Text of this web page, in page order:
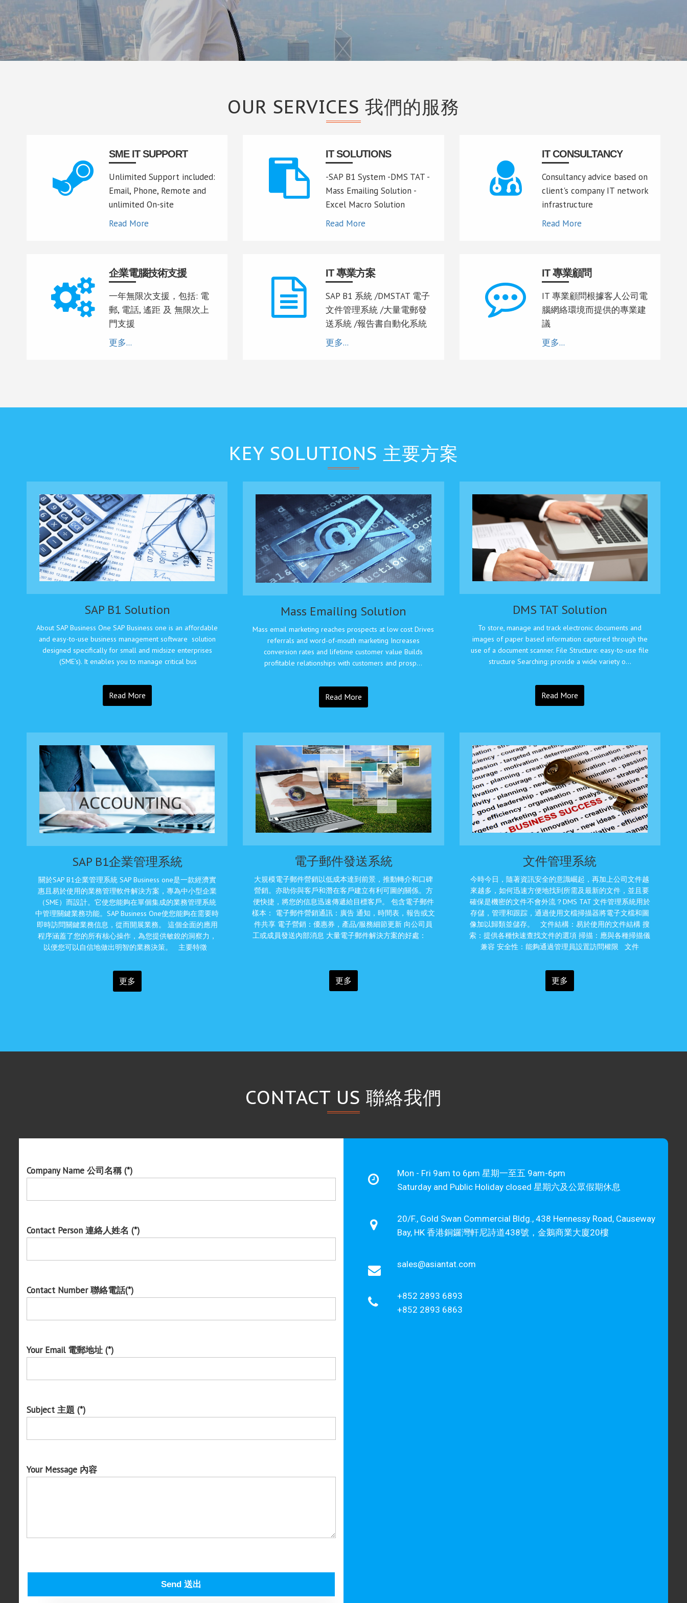
OUR SERVICES 我們的服務
SME IT SUPPORT
Unlimited Support included:
Email, Phone, Remote and
unlimited On-site
Read More
IT SOLUTIONS
-SAP B1 System -DMS TAT -
Mass Emailing Solution -
Excel Macro Solution
Read More
IT CONSULTANCY
Consultancy advice based on
client's company IT network
infrastructure
Read More
企業電腦技術支援
一年無限次支援，包括: 電
郵, 電話, 遙距 及 無限次上
門支援
更多...
IT 專業方案
SAP B1 系統 /DMSTAT 電子
文件管理系統 /大量電郵發
送系統 /​報告書自動化系統
更多...
IT 專業顧問
IT 專業顧問根據客人公司電
腦網絡環境而提供的專業建
議
更多...
KEY SOLUTIONS 主要方案
SAP B1 Solution
About SAP Business One SAP Business one is an affordable
and easy-to-use business management software solution
designed specifically for small and midsize enterprises
(SME’s). It enables you to manage critical bus
Read More
Mass Emailing Solution
Mass email marketing reaches prospects at low cost Drives
referrals and word-of-mouth marketing Increases
conversion rates and lifetime customer value Builds
profitable relationships with customers and prosp...
Read More
DMS TAT Solution
To store, manage and track electronic documents and
images of paper based information captured through the
use of a document scanner. File Structure: easy-to-use file
structure Searching: provide a wide variety o...
Read More
SAP B1企業管理系統
關於SAP B1企業管理系統 SAP Business one是一款經濟實
惠且易於使用的業務管理軟件解決方案，專為中小型企業
（SME）而設計。它使您能夠在單個集成的業務管理系統
中管理關鍵業務功能。SAP Business One使您能夠在需要時
即時訪問關鍵業務信息，從而開展業務。 這個全面的應用
程序涵蓋了您的所有核心操作，為您提供敏銳的洞察力，
以便您可以自信地做出明智的業務決策。 主要特徵
更多
電子郵件發送系統
大規模電子郵件營銷以低成本達到前景，推動轉介和口碑
營銷。亦助你與客戶和潛在客戶建立有利可圖的關係。方
便快捷，將您的信息迅速傳遞給目標客戶。 包含電子郵件
樣本： 電子郵件營銷通訊：廣告 通知，時間表，報告或文
件共享 電子營銷：優惠券，產品/服務細節更新 向公司員
工或成員發送內部消息 大量電子郵件解決方案的好處：
更多
文件管理系統
今時今日，隨著資訊安全的意識崛起，再加上公司文件越
來越多，如何迅速方便地找到所需及最新的文件，並且要
確保是機密的文件不會外流？DMS TAT 文件管理系統用於
存儲，管理和跟踪，通過使用文檔掃描器將電子文檔和圖
像加以歸類並儲存。 文件結構：易於使用的文件結構 搜
索：提供各種快速查找文件的選項 掃描：應與各種掃描儀
兼容 安全性：能夠通過管理員設置訪問權限 文件
更多
CONTACT US 聯絡我們
Company Name 公司名稱 (*)
Contact Person 連絡人姓名 (*)
Contact Number 聯絡電話(*)
Your Email 電郵地址 (*)
Subject 主題 (*)
Your Message 內容
Mon - Fri 9am to 6pm 星期一至五 9am-6pm
Saturday and Public Holiday closed 星期六及公眾假期休息
20/F., Gold Swan Commercial Bldg., 438 Hennessy Road, Causeway
Bay, HK 香港銅鑼灣軒尼詩道438號，金鵝商業大廈20樓
sales@asiantat.com
+852 2893 6893
+852 2893 6863